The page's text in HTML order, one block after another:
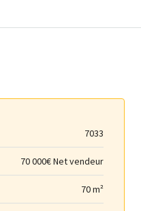
7033
70 000€ Net vendeur
70 m²